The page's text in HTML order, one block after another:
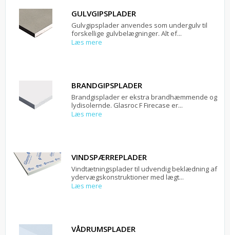
GULVGIPSPLADER
Gulvgipsplader anvendes som undergulv til
forskellige gulvbelægninger. Alt ef...
Læs mere
BRANDGIPSPLADER
Brandgisplader er ekstra brandhæmmende og
lydisolernde. Glasroc F Firecase er...
Læs mere
VINDSPÆRREPLADER
Vindtætningsplader til udvendig beklædning af
ydervægskonstruktioner med lægt...
Læs mere
VÅDRUMSPLADER